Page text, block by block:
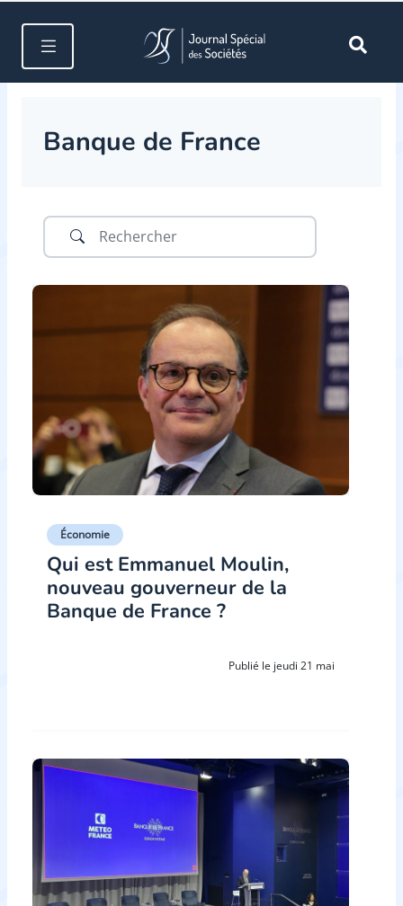
Banque de France
Économie
Qui est Emmanuel Moulin,
nouveau gouverneur de la
Banque de France ?
Publié le jeudi 21 mai